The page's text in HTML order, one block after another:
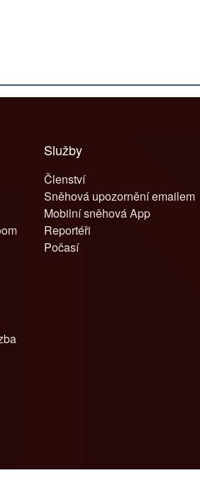
Služby
Členství
Sněhová upozornění emailem
Mobilní sněhová App
Reportéři
Počasí